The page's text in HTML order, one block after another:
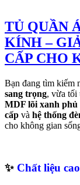
TỦ QUẦN
KÍNH –
CẤP CHO
Bạn đang tìm kiếm
sang trọng, vừa tối
MDF lõi xanh phủ
cấp và hệ thống
cho không gian
✨ Chất liệu